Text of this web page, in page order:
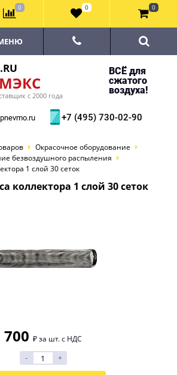
с 2000 года
ВСЁ для
сжатого
воздуха!
+7 (495) 730-02-90
Окрасочное оборудование
безвоздушного распыления
1 слой 30 сеток
коллектора 1 слой 30 сеток
700 ₽ за шт. с НДС
-
+
0 0 0